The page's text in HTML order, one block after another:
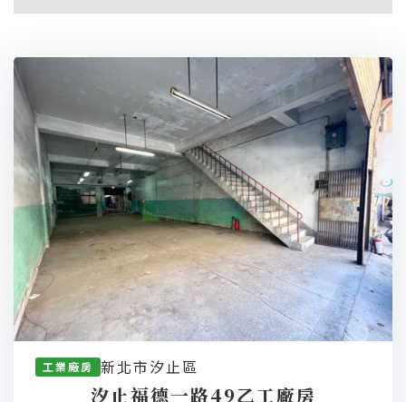
工業廠房 新北市汐止區
汐止福德一路49乙工廠房